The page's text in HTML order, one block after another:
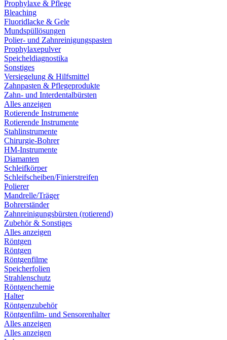
Prophylaxe & Pflege
Bleaching
Fluoridlacke & Gele
Mundspüllösungen
Polier- und Zahnreinigungspasten
Prophylaxepulver
Speicheldiagnostika
Sonstiges
Versiegelung & Hilfsmittel
Zahnpasten & Pflegeprodukte
Zahn- und Interdentalbürsten
Alles anzeigen
Rotierende Instrumente
Rotierende Instrumente
Stahlinstrumente
Chirurgie-Bohrer
HM-Instrumente
Diamanten
Schleifkörper
Schleifscheiben/Finierstreifen
Polierer
Mandrelle/Träger
Bohrerständer
Zahnreinigungsbürsten (rotierend)
Zubehör & Sonstiges
Alles anzeigen
Röntgen
Röntgen
Röntgenfilme
Speicherfolien
Strahlenschutz
Röntgenchemie
Halter
Röntgenzubehör
Röntgenfilm- und Sensorenhalter
Alles anzeigen
Alles anzeigen